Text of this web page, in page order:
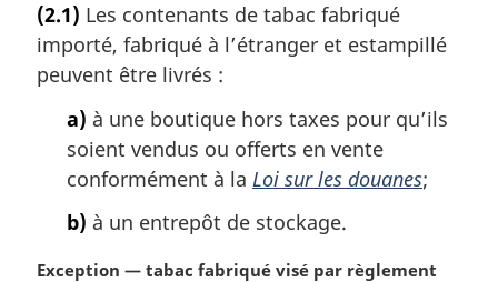
t
e
m
e
(2.1) Les contenants de tabac fabriqué
importé, fabriqué à l’étranger et estampillé
peuvent être livrés :
a) à une boutique hors taxes pour qu’ils
soient vendus ou offerts en vente
conformément à la Loi sur les douanes;
b) à un entrepôt de stockage.
N
Exception — tabac fabriqué visé par règlement